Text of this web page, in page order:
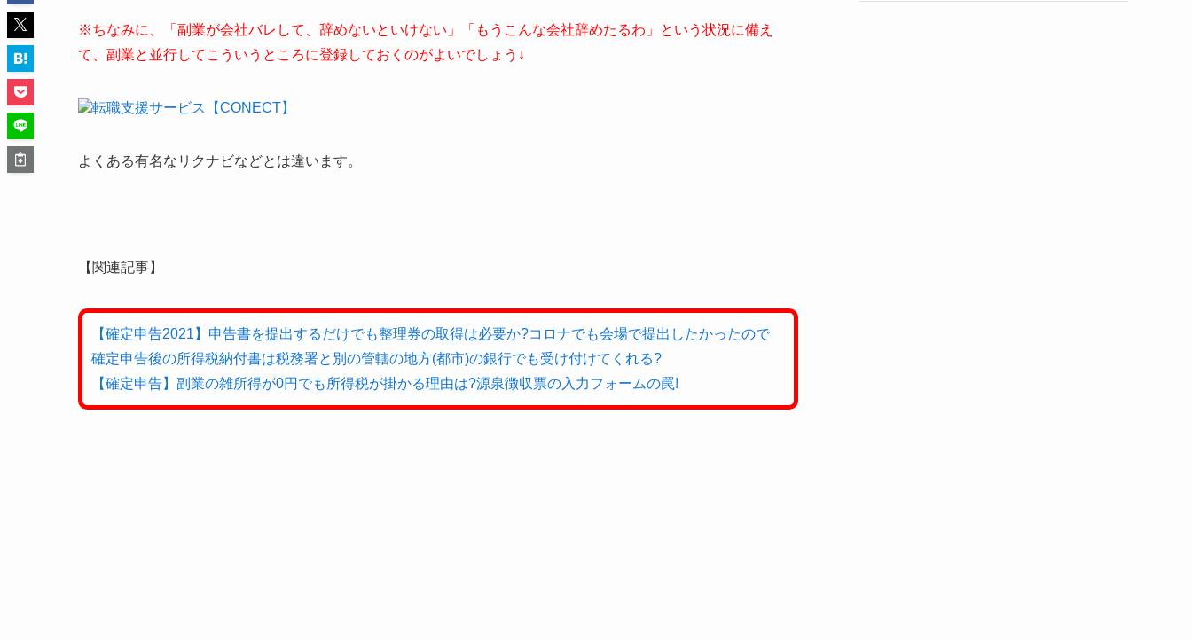
※ちなみに、「副業が会社バレして、辞めないといけない」「もうこんな会社辞めたるわ」という状況に備え
て、副業と並行してこういうところに登録しておくのがよいでしょう↓
転職支援サービス【CONECT】
よくある有名なリクナビなどとは違います。
【関連記事】
【確定申告2021】申告書を提出するだけでも整理券の取得は必要か?コロナでも会場で提出したかったので
確定申告後の所得税納付書は税務署と別の管轄の地方(都市)の銀行でも受け付けてくれる?
【確定申告】副業の雑所得が0円でも所得税が掛かる理由は?源泉徴収票の入力フォームの罠!